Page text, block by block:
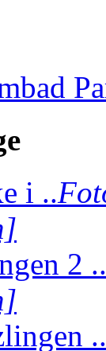
i ..
2 ..
..